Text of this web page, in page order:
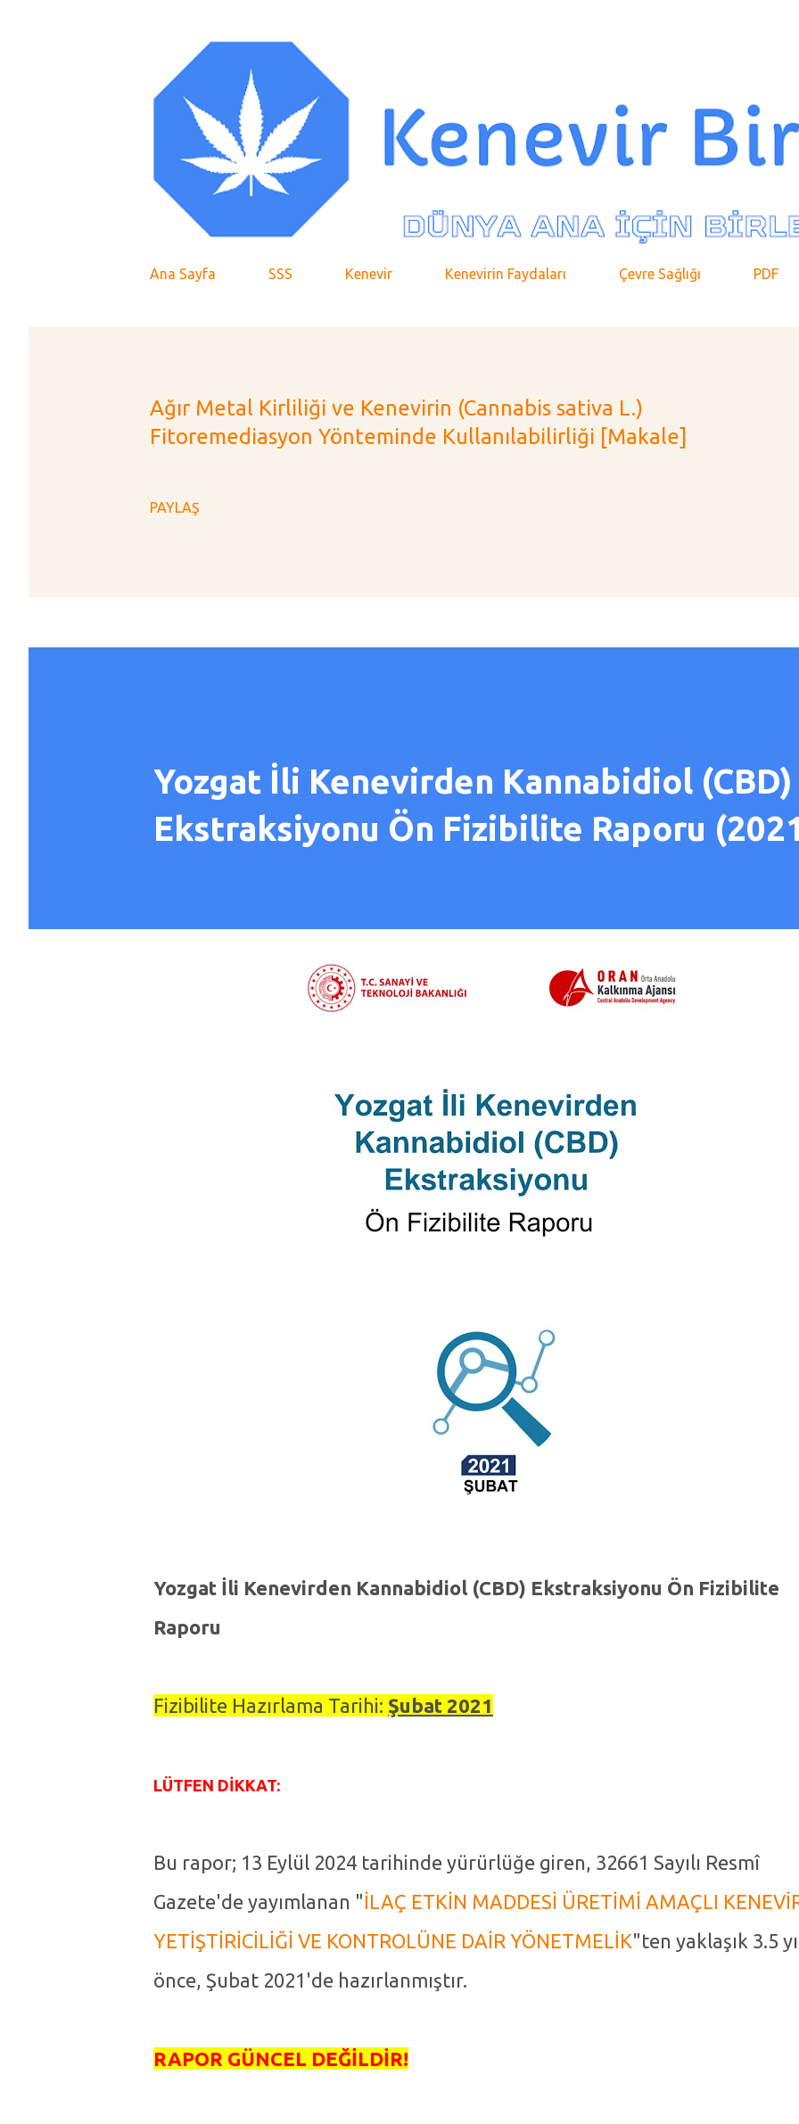
Ana Sayfa SSS Kenevir Kenevirin Faydaları Çevre Sağlığı PDF
Ağır Metal Kirliliği ve Kenevirin (Cannabis sativa L.)
Fitoremediasyon Yönteminde Kullanılabilirliği [Makale]
PAYLAŞ
Yozgat İli Kenevirden Kannabidiol (CBD)
Ekstraksiyonu Ön Fizibilite Raporu
Yozgat İli Kenevirden Kannabidiol (CBD) Ekstraksiyonu Ön Fizibilite
Raporu
Fizibilite Hazırlama Tarihi: Şubat 2021
LÜTFEN DİKKAT:
Bu rapor; 13 Eylül 2024 tarihinde yürürlüğe giren, 32661 Sayılı Resmî
Gazete'de yayımlanan "İLAÇ ETKİN MADDESİ ÜRETİMİ AMAÇLI
YETİŞTİRİCİLİĞİ VE KONTROLÜNE DAİR YÖNETMELİK"ten yaklaşık 3.5
önce, Şubat 2021'de hazırlanmıştır.
RAPOR GÜNCEL DEĞİLDİR!